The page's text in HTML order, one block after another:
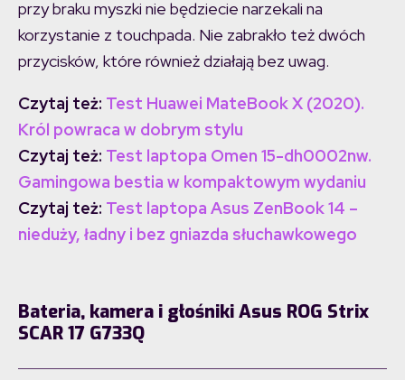
przy braku myszki nie będziecie narzekali na
korzystanie z touchpada. Nie zabrakło też dwóch
przycisków, które również działają bez uwag.
Czytaj też: Test Huawei MateBook X (2020).
Król powraca w dobrym stylu
Czytaj też: Test laptopa Omen 15-dh0002nw.
Gamingowa bestia w kompaktowym wydaniu
Czytaj też: Test laptopa Asus ZenBook 14 –
nieduży, ładny i bez gniazda słuchawkowego
Bateria, kamera i głośniki Asus ROG Strix
SCAR 17 G733Q